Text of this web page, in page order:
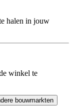
halen in jouw
winkel te
bouwmarkten